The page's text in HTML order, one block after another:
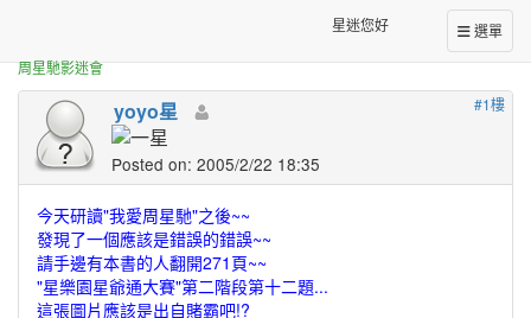
選單
星迷您好
周星馳影迷會
☆關於我愛周星馳★
#1樓
yoyo星
Posted on: 2005/2/22 18:35
今天研讀"我愛周星馳"之後~~
發現了一個應該是錯誤的錯誤~~
請手邊有本書的人翻開271頁~~
"星樂園星爺通大賽"第二階段第十二題...
這張圖片應該是出自賭霸吧!?